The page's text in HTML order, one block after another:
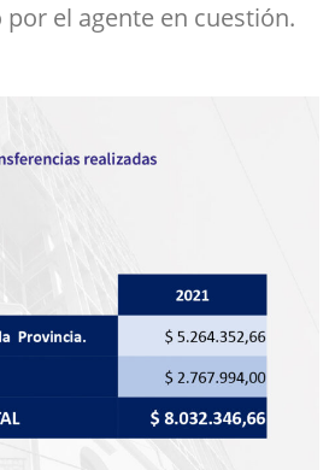
el agente en cuestión.